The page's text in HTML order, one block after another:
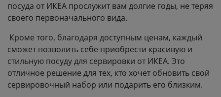
посуда от ИКЕА прослужит вам долгие годы, не теряя
своего первоначального вида.
Кроме того, благодаря доступным ценам, каждый
сможет позволить себе приобрести красивую и
стильную посуду для сервировки от ИКЕА. Это
отличное решение для тех, кто хочет обновить свой
сервировочный набор или подарить его близким.